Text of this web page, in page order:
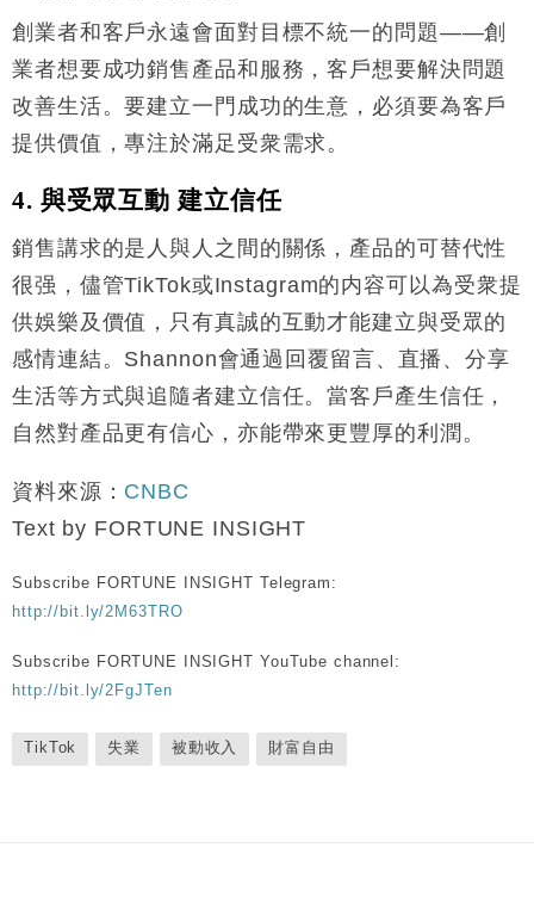
創業者和客戶永遠會面對目標不統一的問題——創
業者想要成功銷售產品和服務，客戶想要解決問題
改善生活。要建立一門成功的生意，必須要為客戶
提供價值，專注於滿足受衆需求。
4. 與受眾互動 建立信任
銷售講求的是人與人之間的關係，產品的可替代性
很强，儘管TikTok或Instagram的内容可以為受衆提
供娛樂及價值，只有真誠的互動才能建立與受眾的
感情連結。Shannon會通過回覆留言、直播、分享
生活等方式與追隨者建立信任。當客戶產生信任，
自然對產品更有信心，亦能帶來更豐厚的利潤。
資料來源： CNBC
Text by FORTUNE INSIGHT
Subscribe FORTUNE INSIGHT Telegram:
http://bit.ly/2M63TRO
Subscribe FORTUNE INSIGHT YouTube channel:
http://bit.ly/2FgJTen
TikTok 失業 被動收入 財富自由